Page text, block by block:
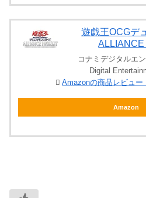
遊戯王OCGデ
ALLIANCE
コナミデジタルエ
Digital
Amazonの商品レビュー
Amazon